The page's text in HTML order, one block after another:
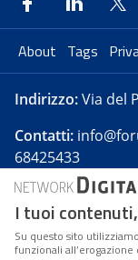
About Tags
Indirizzo:Via del
Contatti:
68425433
Forumpa.itè
presso Registro
Reg. n. 182 del 2
I tuoi
Su questo sito
funzionali